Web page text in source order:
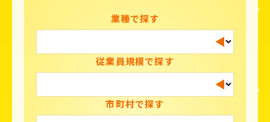
業種で探す
従業員規模で探す
市町村で探す